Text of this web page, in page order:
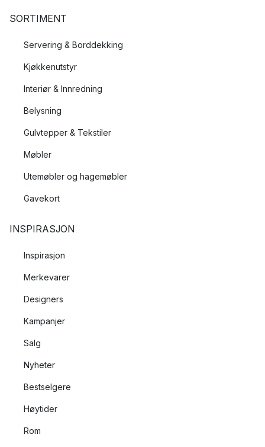
SORTIMENT
Servering & Borddekking
Kjøkkenutstyr
Interiør & Innredning
Belysning
Gulvtepper & Tekstiler
Møbler
Utemøbler og hagemøbler
Gavekort
INSPIRASJON
Inspirasjon
Merkevarer
Designers
Kampanjer
Salg
Nyheter
Bestselgere
Høytider
Rom